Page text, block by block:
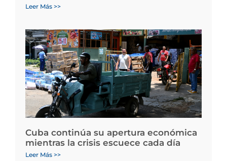
Leer Más >>
Cuba continúa su apertura económica
mientras la crisis escuece cada día
Leer Más >>